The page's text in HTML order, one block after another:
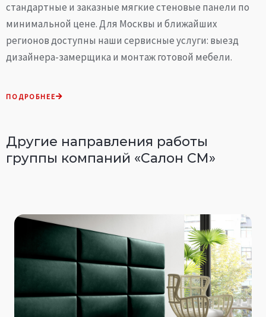
стандартные и заказные мягкие стеновые панели по
минимальной цене. Для Москвы и ближайших
регионов доступны наши сервисные услуги: выезд
дизайнера-замерщика и монтаж готовой мебели.
ПОДРОБНЕЕ
Другие направления работы
группы компаний «Салон СМ»